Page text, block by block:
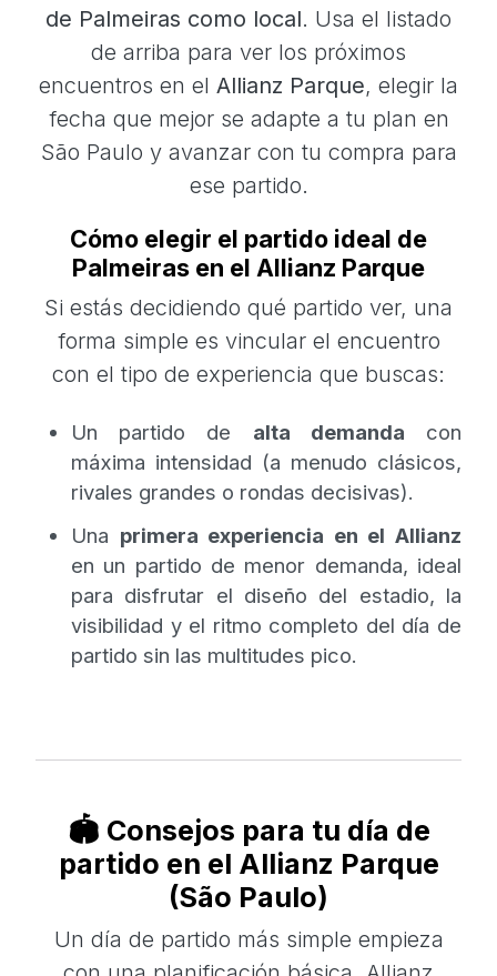
de Palmeiras como local. Usa el listado
de arriba para ver los próximos
encuentros en el Allianz Parque, elegir la
fecha que mejor se adapte a tu plan en
São Paulo y avanzar con tu compra para
ese partido.
Cómo elegir el partido ideal de
Palmeiras en el Allianz Parque
Si estás decidiendo qué partido ver, una
forma simple es vincular el encuentro
con el tipo de experiencia que buscas:
Un partido de alta demanda con
máxima intensidad (a menudo clásicos,
rivales grandes o rondas decisivas).
Una primera experiencia en el Allianz
en un partido de menor demanda, ideal
para disfrutar el diseño del estadio, la
visibilidad y el ritmo completo del día de
partido sin las multitudes pico.
🏟️ Consejos para tu día de
partido en el Allianz Parque
(São Paulo)
Un día de partido más simple empieza